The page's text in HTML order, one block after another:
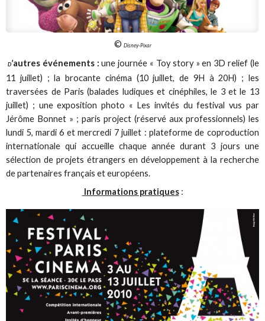
© Disney-Pixar
D'autres événements : une journée « Toy story » en 3D relief (le
11 juillet) ; la brocante cinéma (10 juillet, de 9H à 20H) ; les
traversées de Paris (balades ludiques et cinéphiles, le 3 et le 13
juillet) ; une exposition photo « Les invités du festival vus par
Jérôme Bonnet » ; paris project (réservé aux professionnels) les
lundi 5, mardi 6 et mercredi 7 juillet : plateforme de coproduction
internationale qui accueille chaque année durant 3 jours une
sélection de projets étrangers en développement à la recherche
de partenaires français et européens.
Informations pratiques: